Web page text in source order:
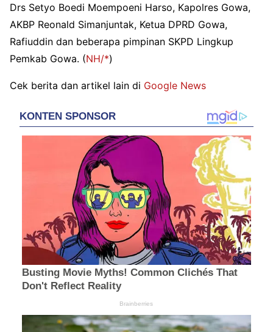
Drs Setyo Boedi Moempoeni Harso, Kapolres Gowa,
AKBP Reonald Simanjuntak, Ketua DPRD Gowa,
Rafiuddin dan beberapa pimpinan SKPD Lingkup
Pemkab Gowa. (NH/*)
Cek berita dan artikel lain di Google News